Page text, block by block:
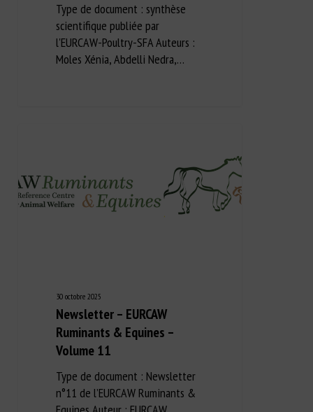
Type de document : synthèse
scientifique publiée par
l'EURCAW-Poultry-SFA Auteurs :
Moles Xénia, Abdelli Nedra,…
30 octobre 2025
Newsletter – EURCAW
Ruminants & Equines –
Volume 11
Type de document : Newsletter
n°11 de l’EURCAW Ruminants &